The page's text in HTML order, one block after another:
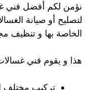
نؤمن لكم أفضل فني
لتصليح أو صيانة
الخاصة بها و تنظيف
هذا و يقوم فني
تركيب مختلف